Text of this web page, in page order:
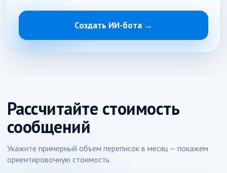
Создать ИИ-бота →
Рассчитайте стоимость
сообщений
Укажите примерный объем переписок в месяц — покажем
ориентировочную стоимость.